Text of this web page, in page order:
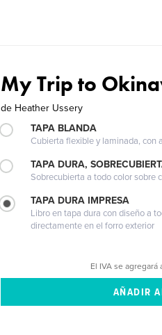
My Trip to
de Heather Ussery
TAPA BLANDA
Cubierta flexible y laminada, con
TAPA DURA,
Sobrecubierta a todo color sobre
TAPA DURA IMPRESA
Libro en tapa dura con diseño a
directamente en el forro exterior
El IVA se